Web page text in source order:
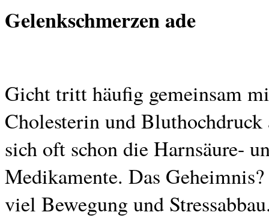
Gelenkschmerzen ade
Gicht tritt häufig gemeinsam
Cholesterin und
sich oft schon die Harnsäure-
Medikamente. Das
viel Bewegung und